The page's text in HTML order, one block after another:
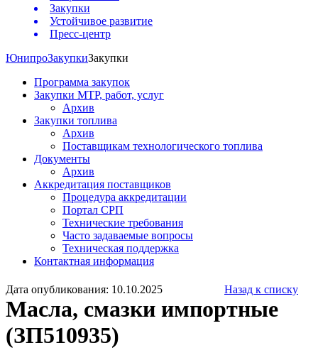
Закупки
Устойчивое развитие
Пресс-центр
ЮнипроЗакупкиЗакупки
Программа закупок
Закупки МТР, работ, услуг
Архив
Закупки топлива
Архив
Поставщикам технологического топлива
Документы
Архив
Аккредитация поставщиков
Процедура аккредитации
Портал СРП
Технические требования
Часто задаваемые вопросы
Техническая поддержка
Контактная информация
Дата опубликования: 10.10.2025 Назад к списку
Масла, смазки импортные
(ЗП510935)